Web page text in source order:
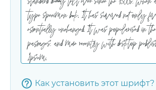
Как установить этот шрифт?